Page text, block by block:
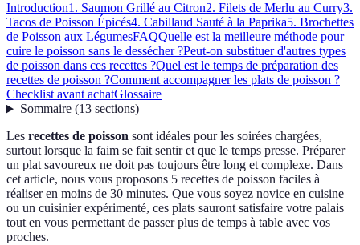
Introduction1. Saumon Grillé au Citron2. Filets de Merlu au Curry3.
Tacos de Poisson Épicés4. Cabillaud Sauté à la Paprika5. Brochettes
de Poisson aux LégumesFAQQuelle est la meilleure méthode pour
cuire le poisson sans le dessécher ?Peut-on substituer d'autres types
de poisson dans ces recettes ?Quel est le temps de préparation des
recettes de poisson ?Comment accompagner les plats de poisson ?
Checklist avant achatGlossaire
Sommaire(13 sections)
Les recettes de poisson sont idéales pour les soirées chargées,
surtout lorsque la faim se fait sentir et que le temps presse. Préparer
un plat savoureux ne doit pas toujours être long et complexe. Dans
cet article, nous vous proposons 5 recettes de poisson faciles à
réaliser en moins de 30 minutes. Que vous soyez novice en cuisine
ou un cuisinier expérimenté, ces plats sauront satisfaire votre palais
tout en vous permettant de passer plus de temps à table avec vos
proches.